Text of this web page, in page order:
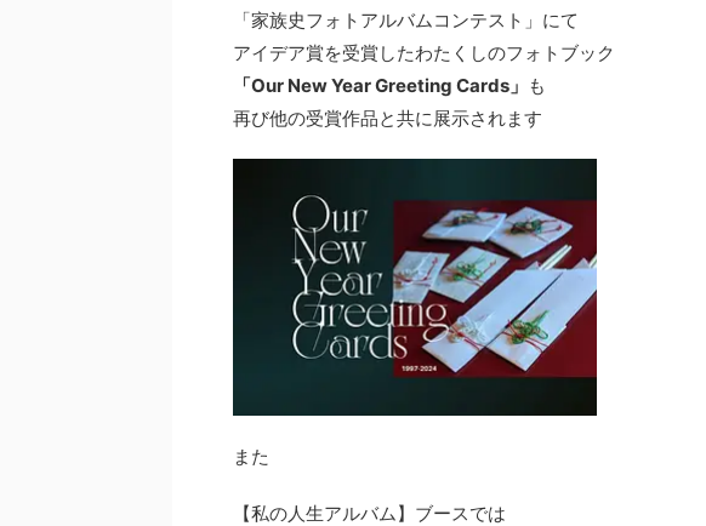
「家族史フォトアルバムコンテスト」にて
アイデア賞を受賞したわたくしのフォトブック
「Our New Year Greeting Cards」 も
再び他の受賞作品と共に展示されます
また
【私の人生アルバム】ブースでは